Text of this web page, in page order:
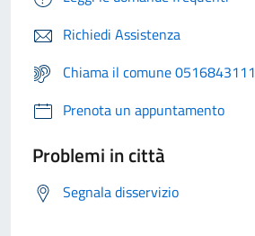
Richiedi Assistenza
Chiama il comune 0516843111
Prenota un appuntamento
Problemi in città
Segnala disservizio